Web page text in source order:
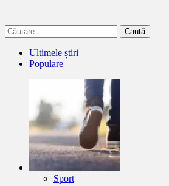
Caută
după:
Ultimele știri
Populare
Sport